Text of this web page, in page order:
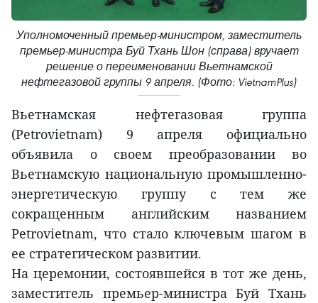
Уполномоченный премьер-министром, заместитель
премьер-министра Буй Тхань Шон (справа) вручает
решение о переименовании Вьетнамской
нефтегазовой группы 9 апреля. (Фото: VietnamPlus)
Вьетнамская нефтегазовая группа
(Petrovietnam) 9 апреля официально
объявила о своем преобразовании во
Вьетнамскую национальную промышленно-
энергетическую группу с тем же
сокращенным английским названием
Petrovietnam, что стало ключевым шагом в
ее стратегическом развитии.
На церемонии, состоявшейся в тот же день,
заместитель премьер-министра Буй Тхань